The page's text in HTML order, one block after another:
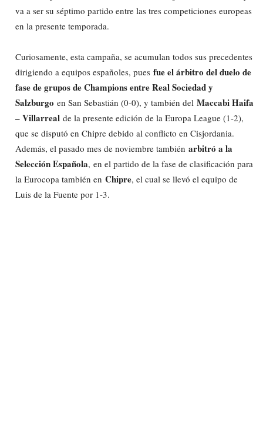
va a ser su séptimo partido entre las tres competiciones europeas
en la presente temporada.
Curiosamente, esta campaña, se acumulan todos sus precedentes
dirigiendo a equipos españoles, pues fue el árbitro del duelo de
fase de grupos de Champions entre Real Sociedad y
Salzburgo en San Sebastián (0-0), y también del Maccabi Haifa
– Villarreal de la presente edición de la Europa League (1-2),
que se disputó en Chipre debido al conflicto en Cisjordania.
Además, el pasado mes de noviembre también arbitró a la
Selección Española, en el partido de la fase de clasificación para
la Eurocopa también en Chipre, el cual se llevó el equipo de
Luis de la Fuente por 1-3.